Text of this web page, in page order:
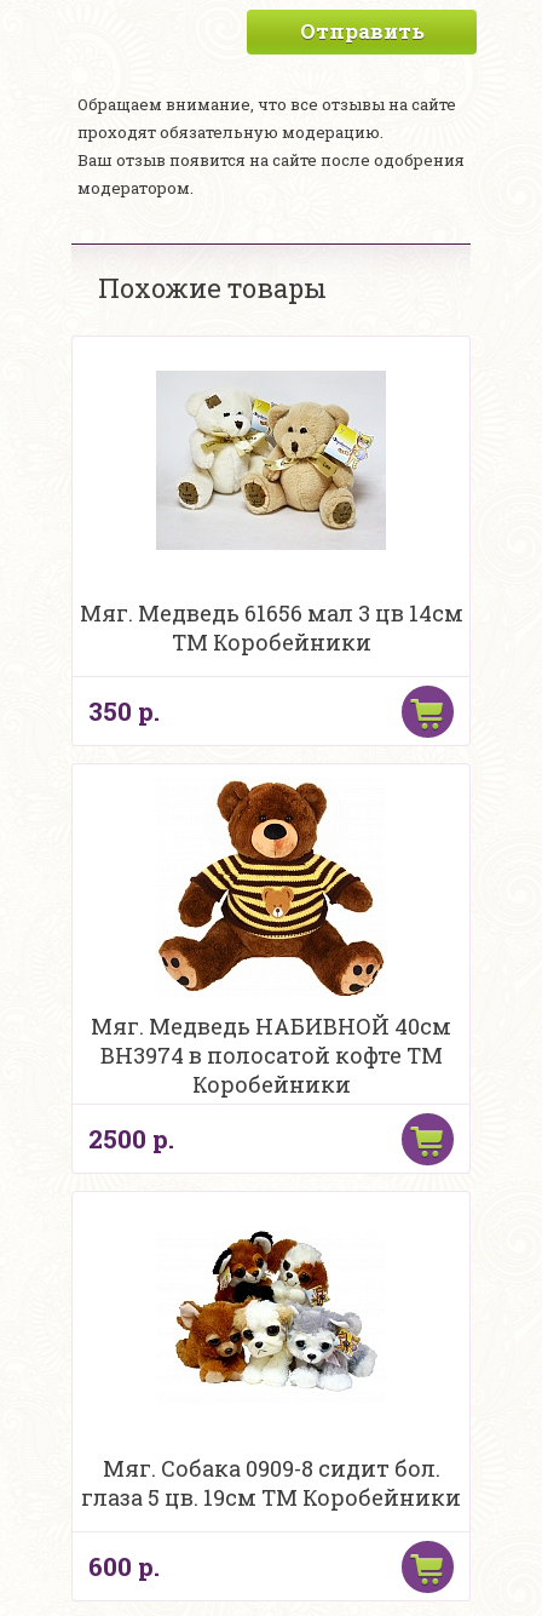
Отправить
Обращаем внимание, что все отзывы на сайте
проходят обязательную модерацию.
Ваш отзыв появится на сайте после одобрения
модератором.
Похожие товары
Мяг. Медведь 61656 мал 3 цв 14см
ТМ Коробейники
350 р.
Мяг. Медведь НАБИВНОЙ 40см
BH3974 в полосатой кофте ТМ
Коробейники
2500 р.
Мяг. Собака 0909-8 сидит бол.
глаза 5 цв. 19см ТМ Коробейники
600 р.